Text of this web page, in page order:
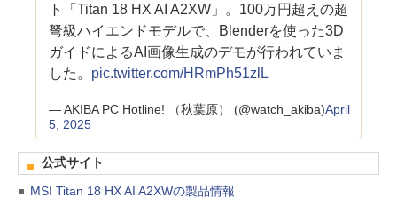
ト「Titan 18 HX AI A2XW」。100万円超えの超
弩級ハイエンドモデルで、Blenderを使った3D
ガイドによるAI画像生成のデモが行われていま
した。 pic.twitter.com/HRmPh51zlL
— AKIBA PC Hotline! （秋葉原） (@watch_akiba)April
5, 2025
公式サイト
MSI Titan 18 HX AI A2XWの製品情報